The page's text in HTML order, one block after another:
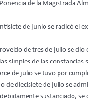
de la Magistrada
de junio se radicó el
de tres de julio se dio
simples de las constancias
de julio se tuvo por
de diecisiete de julio se
sustanciado,